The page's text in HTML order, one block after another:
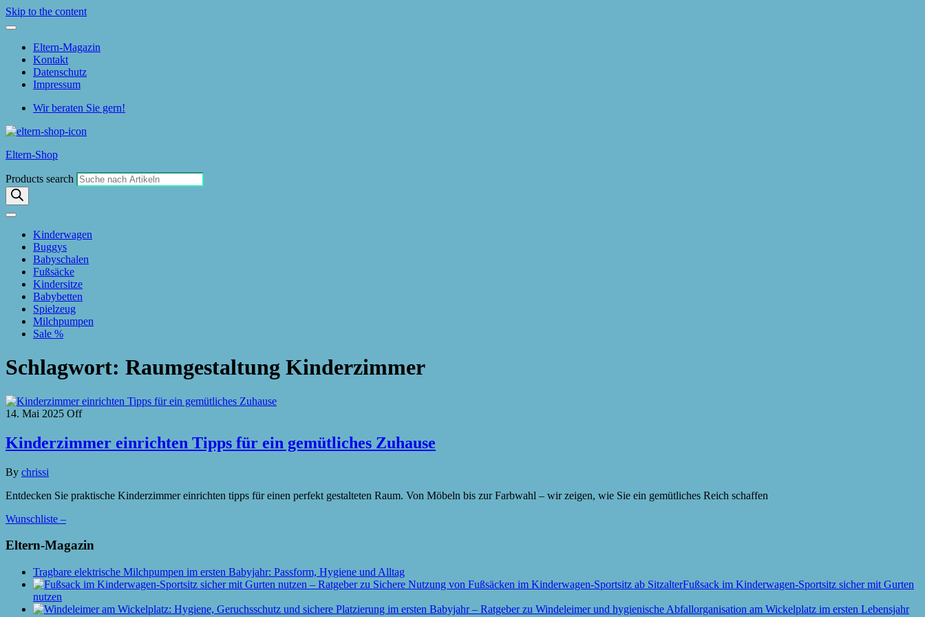
Skip to the content
Eltern-Magazin
Kontakt
Datenschutz
Impressum
Wir beraten Sie gern!
Eltern-Shop
Products search
Kinderwagen
Buggys
Babyschalen
Fußsäcke
Kindersitze
Babybetten
Spielzeug
Milchpumpen
Sale %
Schlagwort: Raumgestaltung Kinderzimmer
14. Mai 2025 Off
Kinderzimmer einrichten Tipps für ein gemütliches Zuhause
By chrissi
Entdecken Sie praktische Kinderzimmer einrichten tipps für einen perfekt gestalteten Raum. Von Möbeln bis zur Farbwahl – wir zeigen, wie Sie ein gemütliches Reich schaffen
Wunschliste –
Eltern-Magazin
Tragbare elektrische Milchpumpen im ersten Babyjahr: Passform, Hygiene und Alltag
Fußsack im Kinderwagen-Sportsitz sicher mit Gurten
nutzen